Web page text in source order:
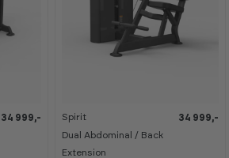
34 999,-
Spirit
Dual Abdominal / Back
Extension
34 999,-